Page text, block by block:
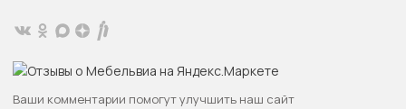
Ваши комментарии помогут улучшить наш сайт